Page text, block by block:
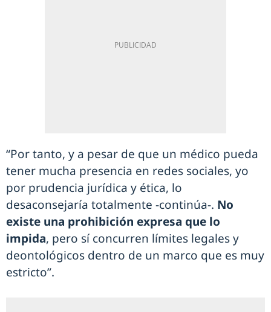
“Por tanto, y a pesar de que un médico pueda
tener mucha presencia en redes sociales, yo
por prudencia jurídica y ética, lo
desaconsejaría totalmente -continúa-. No
existe una prohibición expresa que lo
impida, pero sí concurren límites legales y
deontológicos dentro de un marco que es muy
estricto”.